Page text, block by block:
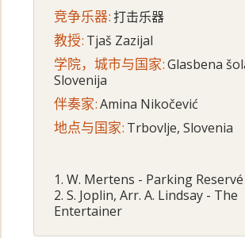
竞争乐器:打击乐器
教授: Tjaš Zazijal
学院，城市与国家:Glasbena
Slovenija
伴奏家:Amina Nikočević
地点与国家: Trbovlje, Slovenia
1. W. Mertens - Parking Reservé
2. S. Joplin, Arr. A. Lindsay - The
Entertainer